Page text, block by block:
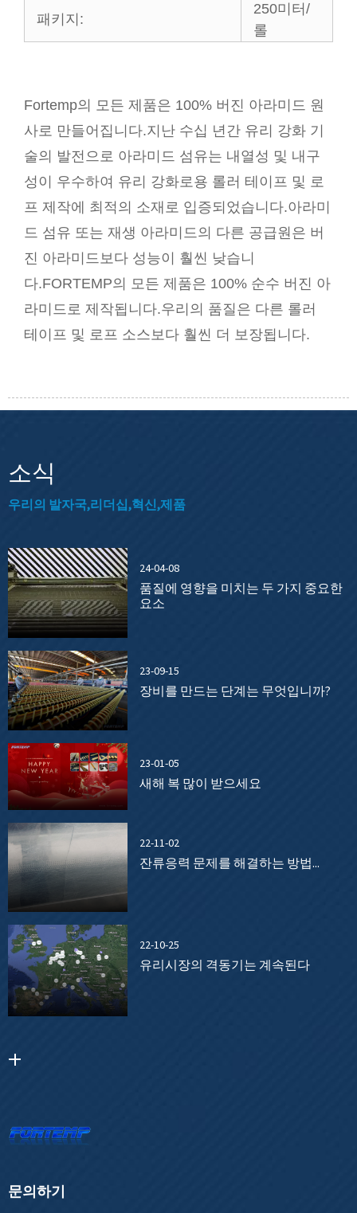
패키지:
250미터/
롤
Fortemp의 모든 제품은 100% 버진 아라미드 원
사로 만들어집니다.지난 수십 년간 유리 강화 기
술의 발전으로 아라미드 섬유는 내열성 및 내구
성이 우수하여 유리 강화로용 롤러 테이프 및 로
프 제작에 최적의 소재로 입증되었습니다.아라미
드 섬유 또는 재생 아라미드의 다른 공급원은 버
진 아라미드보다 성능이 훨씬 낮습니
다.FORTEMP의 모든 제품은 100% 순수 버진 아
라미드로 제작됩니다.우리의 품질은 다른 롤러
테이프 및 로프 소스보다 훨씬 더 보장됩니다.
소식
우리의 발자국,리더십,혁신,제품
24-04-08
품질에 영향을 미치는 두 가지 중요한
요소
23-09-15
장비를 만드는 단계는 무엇입니까?
23-01-05
새해 복 많이 받으세요
22-11-02
잔류응력 문제를 해결하는 방법...
22-10-25
유리시장의 격동기는 계속된다
문의하기